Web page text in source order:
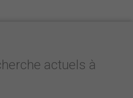
actuels à